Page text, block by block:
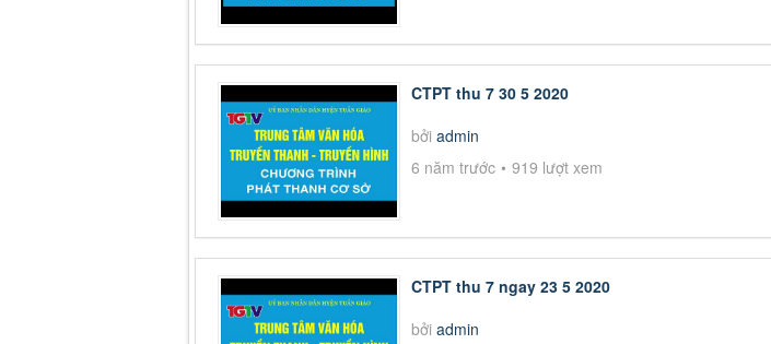
CTPT thu 7 30 5 2020
bởi admin
6 năm trước
919 lượt xem
CTPT thu 7 ngay 23 5 2020
bởi admin